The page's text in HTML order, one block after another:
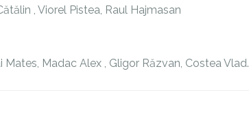
, Viorel Pistea, Raul Hajmasan
Mates, Madac Alex , Gligor Răzvan, Costea Vlad.